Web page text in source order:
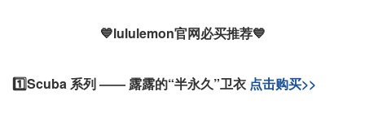
💙lululemon官网必买推荐💙
1️⃣Scuba 系列 —— 露露的“半永久”卫衣 点击购买>>